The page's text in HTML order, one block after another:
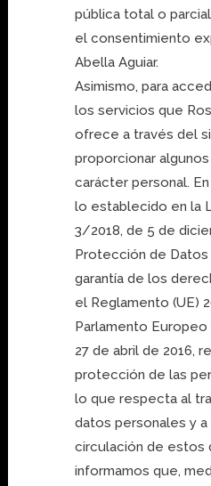
pública total o
el consentimiento
Abella Aguiar.
Asimismo, para
los servicios que
ofrece a través del
proporcionar
carácter personal.
lo establecido en la
3/2018, de 5 de
Protección de
garantía de los
el Reglamento (UE)
Parlamento
27 de abril de 2016,
protección de las
lo que respecta al
datos personales y a
circulación de estos
informamos que,